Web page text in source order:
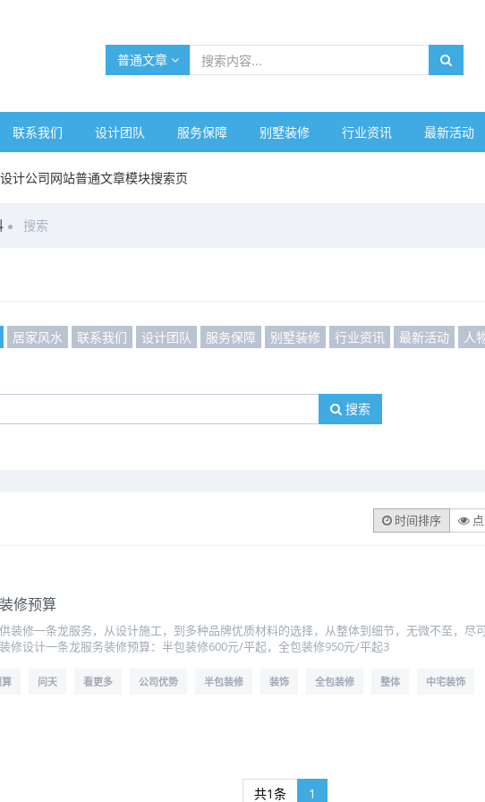
普通文章
联系我们 设计团队 服务保障 别墅装修 行业资讯 最新活动
计公司网站普通文章模块搜索页
搜索
居家风水 联系我们 设计团队 服务保障 别墅装修 行业资讯 最新活动 人
搜索
时间排序
修预算
装修一条龙服务，从设计施工，到多种品牌优质材料的选择，从整体到细节，无微不至，
修设计一条龙服务装修预算：半包装修600元/平起，全包装修950元/平起3
问天 看更多 公司优势 半包装修 装饰 全包装修 整体 中宅装饰
共1条 1